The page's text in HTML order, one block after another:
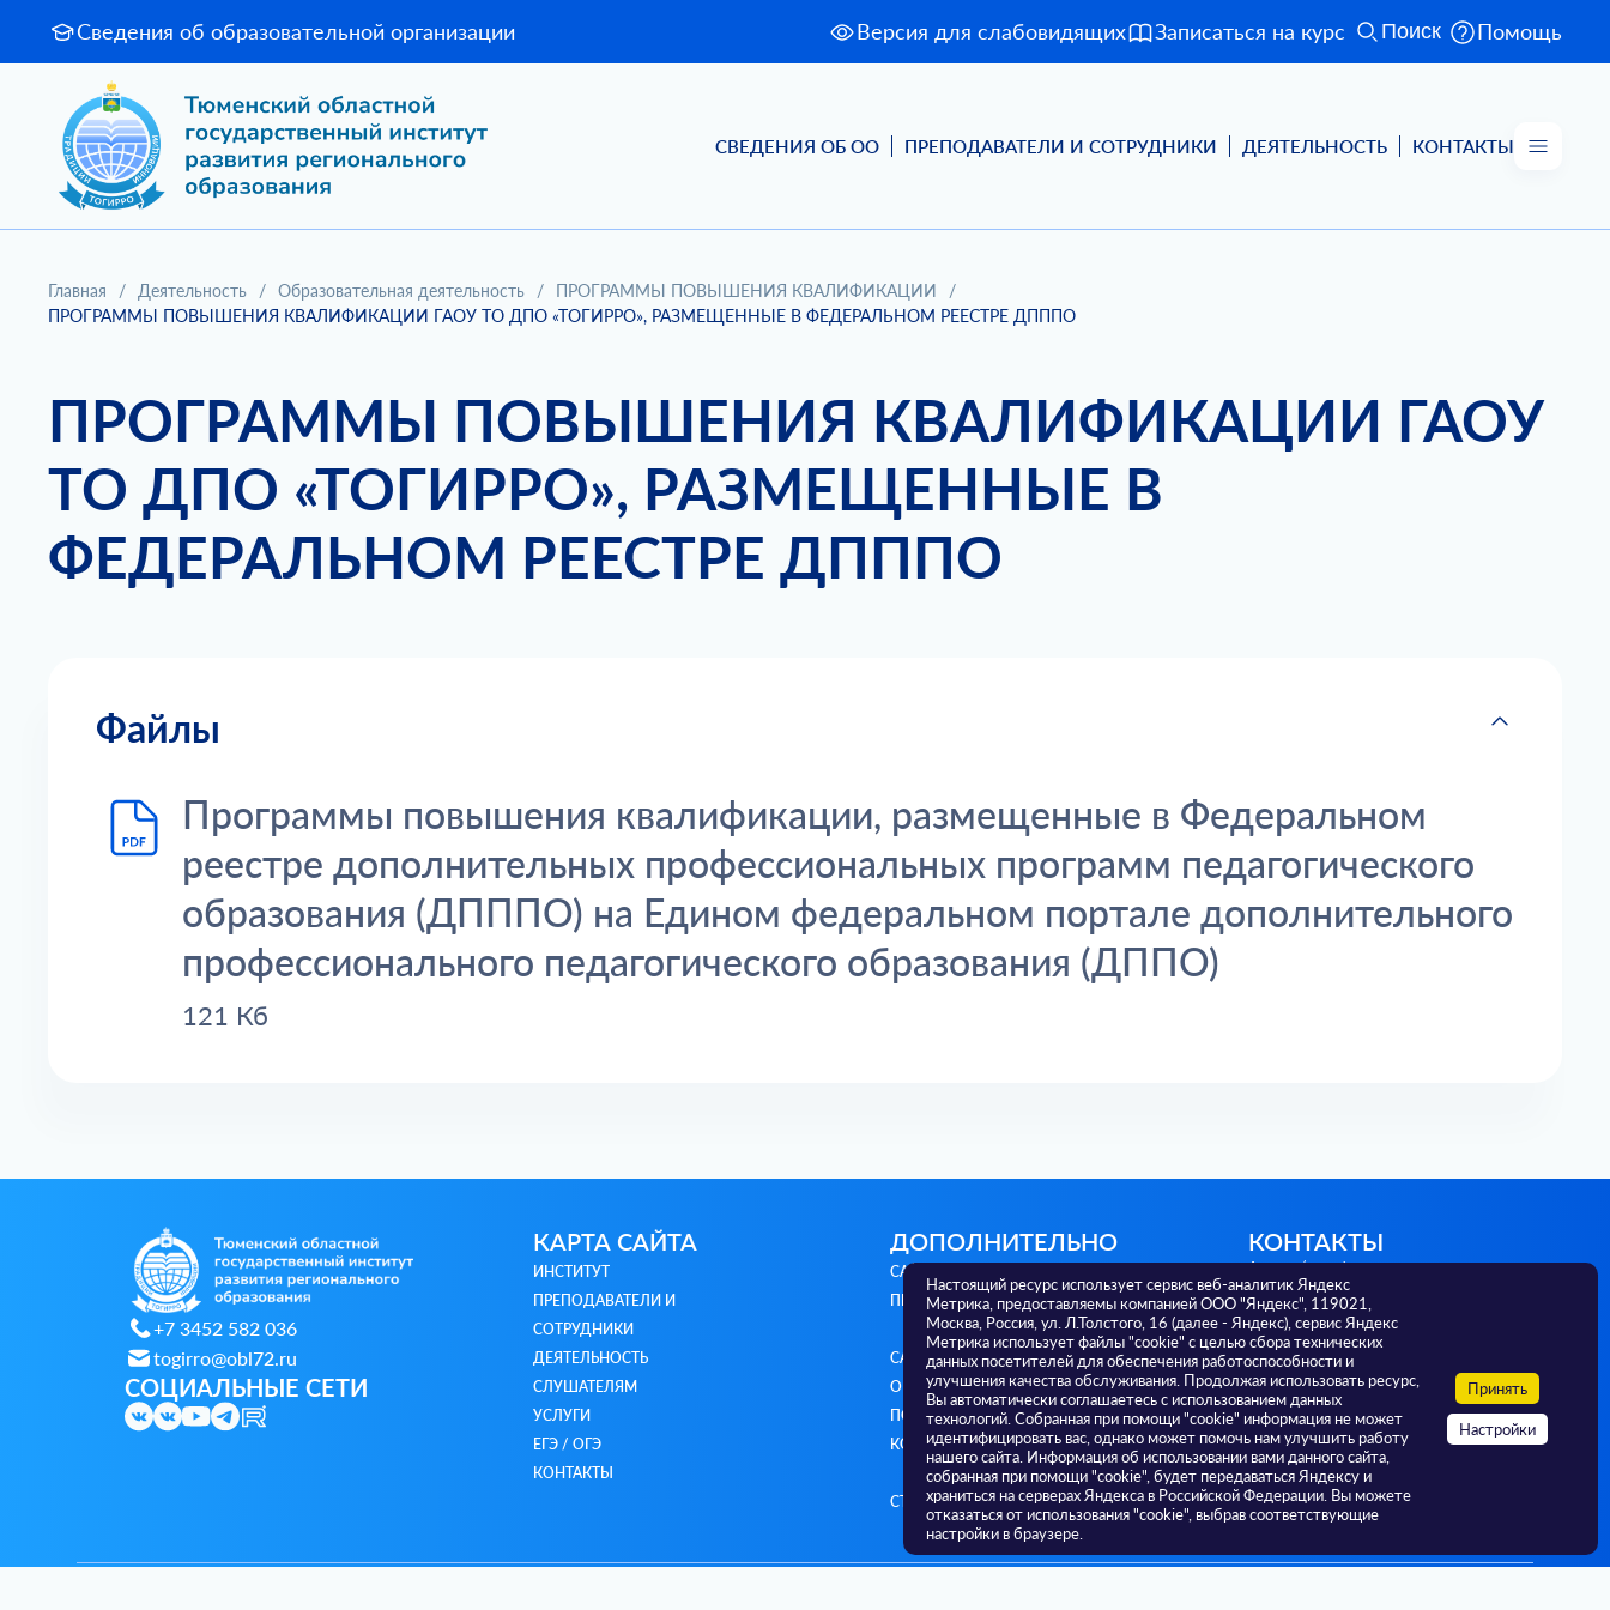
Версия для слабовидящих Помощь
Записаться на курс Поиск
Сведения об образовательной организации
СВЕДЕНИЯ ОБ ОО ПРЕПОДАВАТЕЛИ И СОТРУДНИКИ ДЕЯТЕЛЬНОСТЬ КОНТАКТЫ
Главная / Деятельность / Образовательная деятельность / ПРОГРАММЫ ПОВЫШЕНИЯ КВАЛИФИКАЦИИ
/
ПРОГРАММЫ ПОВЫШЕНИЯ КВАЛИФИКАЦИИ ГАОУ ТО ДПО «ТОГИРРО», РАЗМЕЩЕННЫЕ В ФЕДЕРАЛЬНОМ РЕЕСТРЕ ДПППО
ПРОГРАММЫ ПОВЫШЕНИЯ КВАЛИФИКАЦИИ ГАОУ
ТО ДПО «ТОГИРРО», РАЗМЕЩЕННЫЕ В
ФЕДЕРАЛЬНОМ РЕЕСТРЕ ДПППО
Файлы
Программы повышения квалификации, размещенные в Федеральном
реестре дополнительных профессиональных программ педагогического
образования (ДПППО) на Едином федеральном портале дополнительного
профессионального педагогического образования (ДППО)
121 Кб
+7 3452 582 036
togirro@obl72.ru
СОЦИАЛЬНЫЕ СЕТИ
КАРТА САЙТА
ИНСТИТУТ
ПРЕПОДАВАТЕЛИ И
СОТРУДНИКИ
ДЕЯТЕЛЬНОСТЬ
СЛУШАТЕЛЯМ
УСЛУГИ
ЕГЭ / ОГЭ
КОНТАКТЫ
ДОПОЛНИТЕЛЬНО
САЙТ МИНИСТЕРСТВА
ПРОСВЕЩЕНИЯ РФ
САЙТ МИНИСТЕРСТВА
ОБРАЗОВАНИЯ И НАУКИ РФ
ПОЛИТИКА
КОНФИДЕНЦИАЛЬНОСТИ
СТАРЫЙ САЙТ
КОНТАКТЫ
Адреса / телефоны
г. Тюмень, ул. Советская 56,
625000; +7 3452 582 036
г. Тюмень, ул. Малыгина, 73,
625000; +7 3452 393 174
г. Тюмень, ул. Ленина, 69А, 625000;
+7 3452 638 116
Настоящий ресурс использует сервис веб-аналитик Яндекс
Метрика, предоставляемы компанией ООО "Яндекс", 119021,
Москва, Россия, ул. Л.Толстого, 16 (далее - Яндекс), сервис Яндекс
Метрика использует файлы "cookie" с целью сбора технических
данных посетителей для обеспечения работоспособности и
улучшения качества обслуживания. Продолжая использовать ресурс,
Вы автоматически соглашаетесь с использованием данных
технологий. Собранная при помощи "cookie" информация не может
идентифицировать вас, однако может помочь нам улучшить работу
нашего сайта. Информация об использовании вами данного сайта,
собранная при помощи "cookie", будет передаваться Яндексу и
храниться на серверах Яндекса в Российской Федерации. Вы можете
отказаться от использования "cookie", выбрав соответствующие
настройки в браузере.
Принять
Настройки